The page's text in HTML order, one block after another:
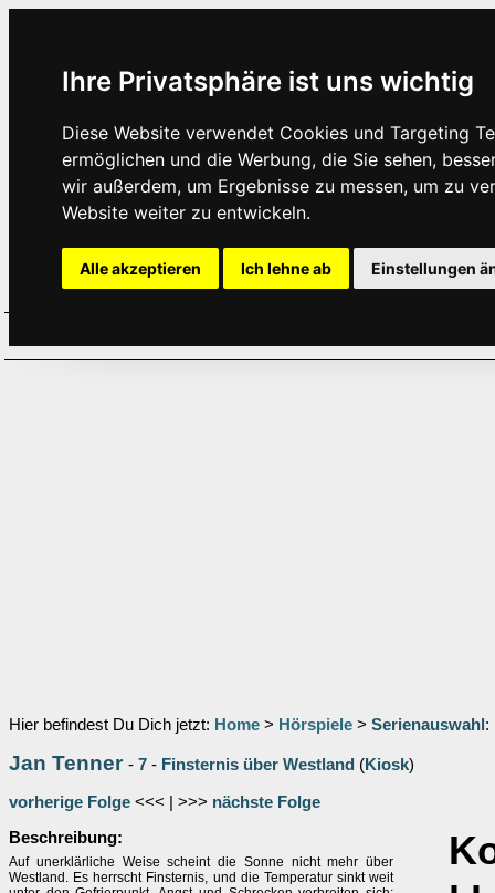
Ihre Privatsphäre ist uns wichtig
Diese Website verwendet Cookies und Targeting
ermöglichen und die Werbung, die Sie sehen,
wir außerdem, um Ergebnisse zu messen, um zu
Website weiter zu entwickeln.
Alle akzeptieren Ich lehne ab Einstellungen
Hier befindest Du Dich jetzt: Home > Hörspiele > Serienauswahl :
Jan Tenner - 7 - Finsternis über Westland (Kiosk)
vorherige Folge <<< | >>> nächste Folge
Beschreibung:
Auf unerklärliche Weise scheint die Sonne nicht mehr über
Westland. Es herrscht Finsternis, und die Temperatur sinkt weit